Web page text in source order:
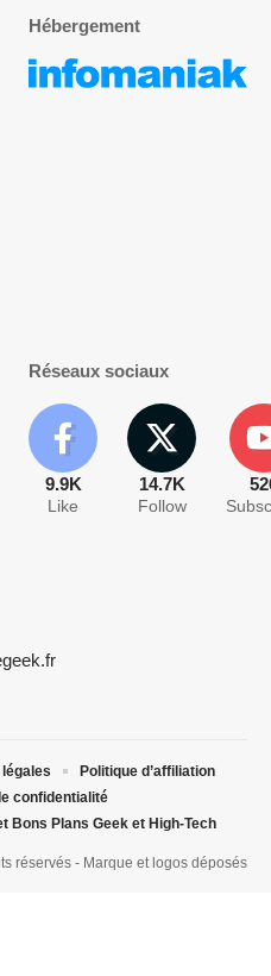
Hébergement
Réseaux sociaux
9.9K
Like
14.7K
Follow
réservés - Marque et logos déposés
Politique d’affiliation
confidentialité
Bons Plans Geek et High-Tech